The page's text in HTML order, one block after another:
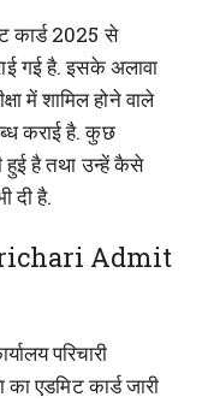
कार्ड 2025 से
गई है. इसके अलावा
में शामिल होने वाले
कराई है. कुछ
हुई है तथा उन्हें कैसे
दी है.
Admit
परिचारी
एडमिट कार्ड जारी